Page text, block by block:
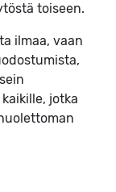
toiseen.
ilmaa, vaan
jotka